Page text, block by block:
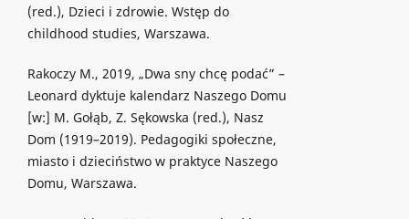
(red.), Dzieci i zdrowie. Wstęp do
childhood studies, Warszawa.
Rakoczy M., 2019, „Dwa sny chcę podać” –
Leonard dyktuje kalendarz Naszego Domu
[w:] M. Gołąb, Z. Sękowska (red.), Nasz
Dom (1919–2019). Pedagogiki społeczne,
miasto i dzieciństwo w praktyce Naszego
Domu, Warszawa.